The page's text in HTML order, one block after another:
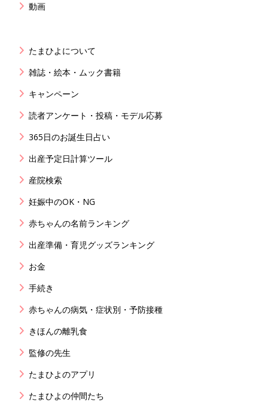
動画
たまひよについて
雑誌・絵本・ムック書籍
キャンペーン
読者アンケート・投稿・モデル応募
365日のお誕生日占い
出産予定日計算ツール
産院検索
妊娠中のOK・NG
赤ちゃんの名前ランキング
出産準備・育児グッズランキング
お金
手続き
赤ちゃんの病気・症状別・予防接種
きほんの離乳食
監修の先生
たまひよのアプリ
たまひよの仲間たち